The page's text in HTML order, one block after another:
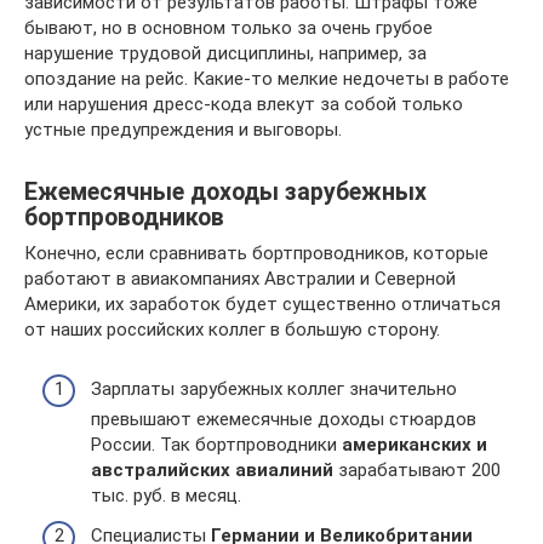
бывают, но в основном только за очень грубое
нарушение трудовой дисциплины, например, за
опоздание на рейс. Какие-то мелкие недочеты в работе
или нарушения дресс-кода влекут за собой только
устные предупреждения и выговоры.
Ежемесячные доходы зарубежных
бортпроводников
Конечно, если сравнивать бортпроводников, которые
работают в авиакомпаниях Австралии и Северной
Америки, их заработок будет существенно отличаться
от наших российских коллег в большую сторону.
Зарплаты зарубежных коллег значительно
превышают ежемесячные доходы стюардов
России. Так бортпроводники американских и
австралийских авиалиний зарабатывают 200
тыс. руб. в месяц.
Специалисты Германии и Великобритании